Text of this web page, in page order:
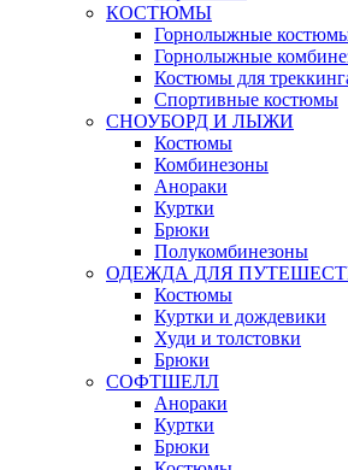
КОСТЮМЫ
Горнолыжные
Горнолыжные
Костюмы для
Спортивные костюмы
СНОУБОРД И ЛЫЖИ
Костюмы
Комбинезоны
Анораки
Куртки
Брюки
Полукомбинезоны
ОДЕЖДА ДЛЯ
Костюмы
Куртки и дождевики
Худи и толстовки
Брюки
СОФТШЕЛЛ
Анораки
Куртки
Брюки